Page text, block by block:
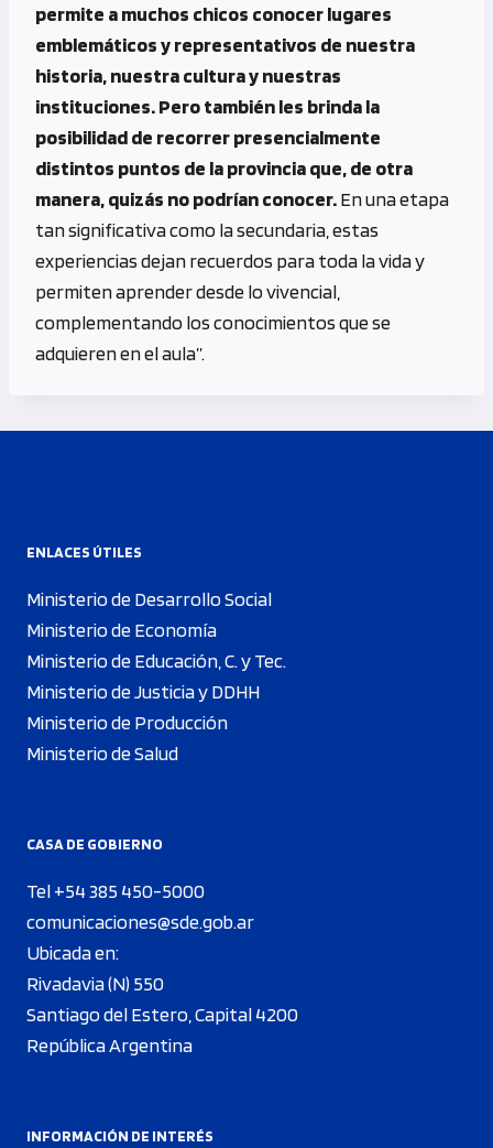
permite a muchos chicos conocer lugares
emblemáticos y representativos de nuestra
historia, nuestra cultura y nuestras
instituciones. Pero también les brinda la
posibilidad de recorrer presencialmente
distintos puntos de la provincia que, de otra
manera, quizás no podrían conocer.En una etapa
tan significativa como la secundaria, estas
experiencias dejan recuerdos para toda la vida y
permiten aprender desde lo vivencial,
complementando los conocimientos que se
adquieren en el aula”.
ENLACES ÚTILES
Ministerio de Desarrollo Social
Ministerio de Economía
Ministerio de Educación, C. y Tec.
Ministerio de Justicia y DDHH
Ministerio de Producción
Ministerio de Salud
CASA DE GOBIERNO
Tel +54 385 450-5000
comunicaciones@sde.gob.ar
Ubicada en:
Rivadavia (N) 550
Santiago del Estero, Capital 4200
República Argentina
INFORMACIÓN DE INTERÉS